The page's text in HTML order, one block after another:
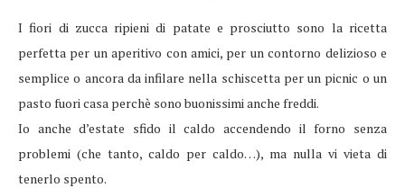
I fiori di zucca ripieni di patate e prosciutto sono la ricetta
perfetta per un aperitivo con amici, per un contorno delizioso e
semplice o ancora da infilare nella schiscetta per un picnic o un
pasto fuori casa perchè sono buonissimi anche freddi.
Io anche d’estate sfido il caldo accendendo il forno senza
problemi (che tanto, caldo per caldo…), ma nulla vi vieta di
tenerlo spento.